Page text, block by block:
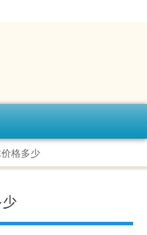
格多少